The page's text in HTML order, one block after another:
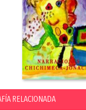
RELACIONADA